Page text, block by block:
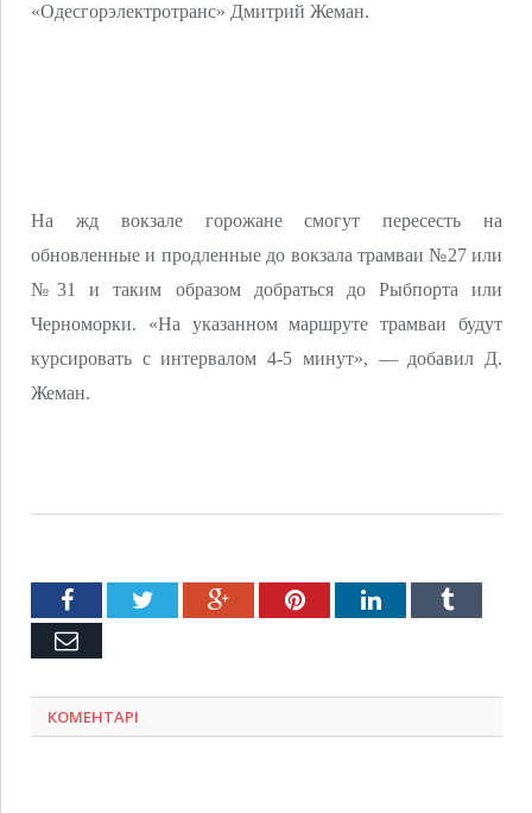
«Одесгорэлектротранс» Дмитрий Жеман.
На жд вокзале горожане смогут пересесть на
обновленные и продленные до вокзала трамваи №27 или
№31 и таким образом добраться до Рыбпорта или
Черноморки. «На указанном маршруте трамваи будут
курсировать с интервалом 4-5 минут», — добавил Д.
Жеман.
FacebookTwitter Google+PinterestLinkedInTumblr
Емейл
КОМЕНТАРІ